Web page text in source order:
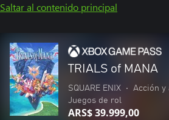
Saltar al contenido principal
TRIALS of MANA
SQUARE ENIX • Acción y
Juegos de rol
ARS$ 39.999,00